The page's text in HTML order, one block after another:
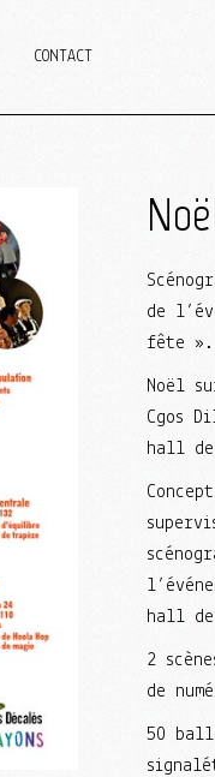
CONTACT
de
fête ».
Noël
Cgos
hall de
hall de
2
de
50